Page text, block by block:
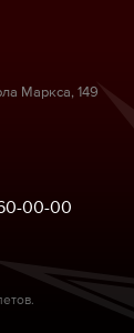
Маркса, 149
00-00